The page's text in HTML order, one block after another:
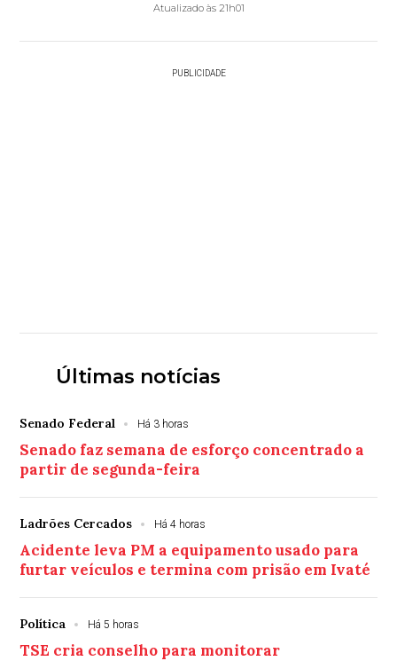
Atualizado às 21h01
PUBLICIDADE
Últimas notícias
Senado Federal Há 3 horas
Senado faz semana de esforço concentrado a
partir de segunda-feira
Ladrões Cercados Há 4 horas
Acidente leva PM a equipamento usado para
furtar veículos e termina com prisão em Ivaté
Política Há 5 horas
TSE cria conselho para monitorar